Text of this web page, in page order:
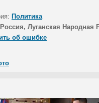
Политика
Россия, Луганская Народная
об ошибке